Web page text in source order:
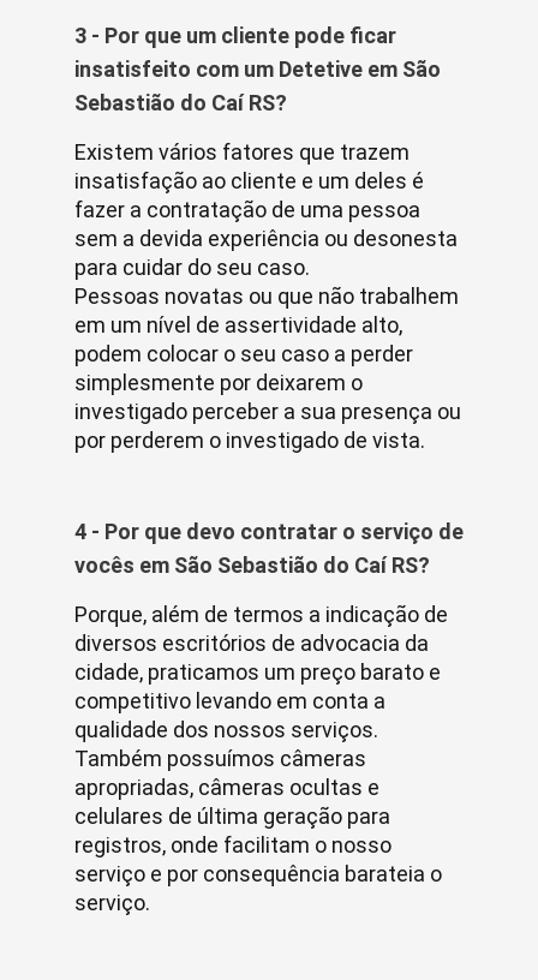
3 - Por que um cliente pode ficar
insatisfeito com um Detetive em São
Sebastião do Caí RS?
Existem vários fatores que trazem
insatisfação ao cliente e um deles é
fazer a contratação de uma pessoa
sem a devida experiência ou desonesta
para cuidar do seu caso.
Pessoas novatas ou que não trabalhem
em um nível de assertividade alto,
podem colocar o seu caso a perder
simplesmente por deixarem o
investigado perceber a sua presença ou
por perderem o investigado de vista.
4 - Por que devo contratar o serviço de
vocês em São Sebastião do Caí RS?
Porque, além de termos a indicação de
diversos escritórios de advocacia da
cidade, praticamos um preço barato e
competitivo levando em conta a
qualidade dos nossos serviços.
Também possuímos câmeras
apropriadas, câmeras ocultas e
celulares de última geração para
registros, onde facilitam o nosso
serviço e por consequência barateia o
serviço.